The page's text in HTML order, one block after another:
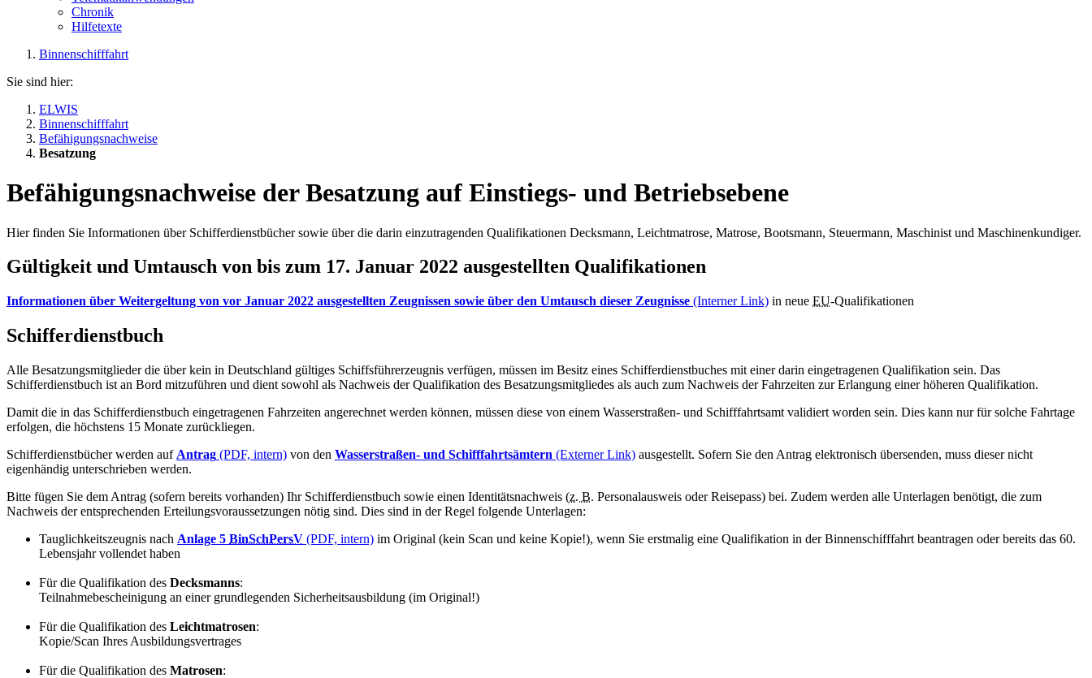
Chronik
Hilfetexte
Binnenschifffahrt
Sie sind hier:
ELWIS
Binnenschifffahrt
Befähigungsnachweise
Besatzung
Befähigungsnachweise der Besatzung auf Einstiegs- und Betriebsebene
Hier finden Sie Informationen über Schifferdienstbücher sowie über die darin einzutragenden Qualifikationen Decksmann, Leichtmatrose, Matrose, Bootsmann, Steuermann, Maschinist und Maschinenkundiger.
Gültigkeit und Umtausch von bis zum 17. Januar 2022 ausgestellten Qualifikationen
Informationen über Weitergeltung von vor Januar 2022 ausgestellten Zeugnissen sowie über den Umtausch dieser Zeugnisse (Interner Link) in neue EU-Qualifikationen
Schifferdienstbuch
Alle Besatzungsmitglieder die über kein in Deutschland gültiges Schiffsführerzeugnis verfügen, müssen im Besitz eines Schifferdienstbuches mit einer darin eingetragenen Qualifikation sein. Das
Schifferdienstbuch ist an Bord mitzuführen und dient sowohl als Nachweis der Qualifikation des Besatzungsmitgliedes als auch zum Nachweis der Fahrzeiten zur Erlangung einer höheren Qualifikation.
Damit die in das Schifferdienstbuch eingetragenen Fahrzeiten angerechnet werden können, müssen diese von einem Wasserstraßen- und Schifffahrtsamt validiert worden sein. Dies kann nur für solche Fahrtage
erfolgen, die höchstens 15 Monate zurückliegen.
Schifferdienstbücher werden auf Antrag (PDF, intern) von den Wasserstraßen- und Schifffahrtsämtern (Externer Link) ausgestellt. Sofern Sie den Antrag elektronisch übersenden, muss dieser nicht
eigenhändig unterschrieben werden.
Bitte fügen Sie dem Antrag (sofern bereits vorhanden) Ihr Schifferdienstbuch sowie einen Identitätsnachweis (z. B. Personalausweis oder Reisepass) bei. Zudem werden alle Unterlagen benötigt, die zum
Nachweis der entsprechenden Erteilungsvoraussetzungen nötig sind. Dies sind in der Regel folgende Unterlagen:
Tauglichkeitszeugnis nach Anlage 5 BinSchPersV (PDF, intern) im Original (kein Scan und keine Kopie!), wenn Sie erstmalig eine Qualifikation in der Binnenschifffahrt beantragen oder bereits das 60.
Lebensjahr vollendet haben
Für die Qualifikation des Decksmanns:
Teilnahmebescheinigung an einer grundlegenden Sicherheitsausbildung (im Original!)
Für die Qualifikation des Leichtmatrosen:
Kopie/Scan Ihres Ausbildungsvertrages
Für die Qualifikation des Matrosen: